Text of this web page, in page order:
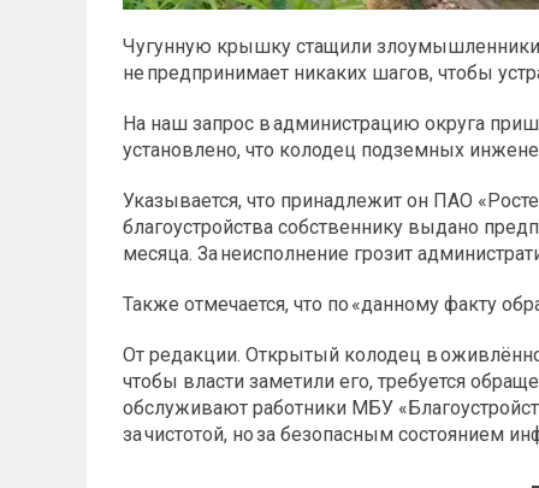
Чугунную крышку стащили злоумышленники
не предпринимает никаких шагов, чтобы
На наш запрос в администрацию округа
установлено, что колодец подземных
Указывается, что принадлежит он ПАО
благоустройства собственнику выдано
месяца. За неисполнение грозит
Также отмечается, что по «данному факту
От редакции. Открытый колодец в
чтобы власти заметили его, требуется
обслуживают работники МБУ
за чистотой, но за безопасным состоянием